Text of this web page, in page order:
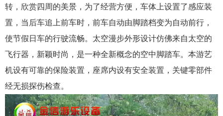
转，欣赏四周的美景，为了经营方便，车体上设置了感应装
置，当后车追上前车时，前车自动由脚踏档变为自动前行，
使节假日车的行驶流畅。太空漫步外形设计仿佛来自太空的
飞行器，新颖时尚，是一种全新概念的空中脚踏车。本游艺
机设有可靠的保险装置，座席内设有安全装置，关键零部件
经无损探伤检查。